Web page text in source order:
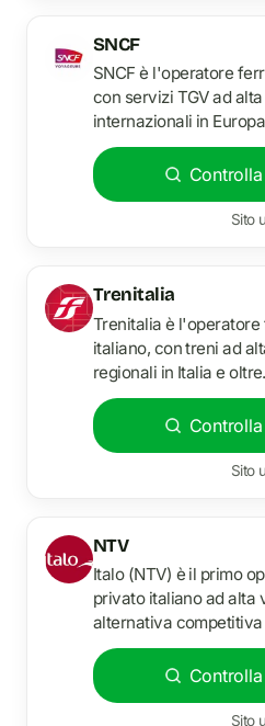
SNCF
SNCF è l'operatore
con servizi TGV ad
internazionali in
Sito
Trenitalia
Trenitalia è
italiano, con treni ad
regionali in Italia e oltre.
Sito
NTV
Italo (NTV) è il primo
privato italiano ad alta
alternativa competitiva
Sito